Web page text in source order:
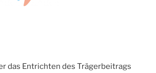
das Entrichten des Trägerbeitrags